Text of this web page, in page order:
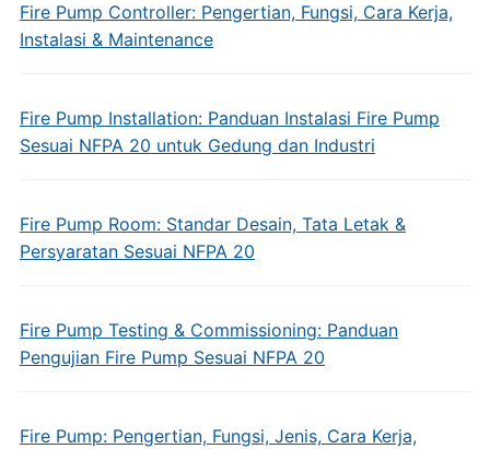
Fire Pump Controller: Pengertian, Fungsi, Cara Kerja,
Instalasi & Maintenance
Fire Pump Installation: Panduan Instalasi Fire Pump
Sesuai NFPA 20 untuk Gedung dan Industri
Fire Pump Room: Standar Desain, Tata Letak &
Persyaratan Sesuai NFPA 20
Fire Pump Testing & Commissioning: Panduan
Pengujian Fire Pump Sesuai NFPA 20
Fire Pump: Pengertian, Fungsi, Jenis, Cara Kerja,